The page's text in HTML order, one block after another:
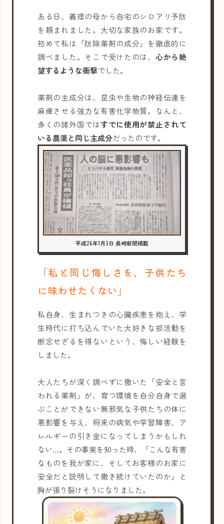
ある日、義理の母から自宅のシロアリ予防
を頼まれました。大切な家族のお家です。
初めて私は「防除薬剤の成分」を徹底的に
調べました。そこで受けたのは、 心から絶
望するような衝撃でした。
薬剤の主成分は、昆虫や生物の神経伝達を
麻痺させる強力な有害化学物質。なんと、
多くの諸外国ではすでに使用が禁止されて
いる農薬と同じ主成分だったのです。
平成26年1月3日 長崎新聞掲載
「私と同じ悔しさを、子供たち
に味わせたくない」
私自身、生まれつきの心臓疾患を抱え、学
生時代に打ち込んでいた大好きな部活動を
断念せざるを得ないという、悔しい経験を
しました。
大人たちが深く調べずに撒いた「安全と言
われる薬剤」が、育つ環境を自分自身で選
ぶことができない無邪気な子供たちの体に
悪影響を与え、将来の病気や学習障害、ア
レルギーの引き金になってしまうかもしれ
ない…。その事実を知った時、「こんな有害
なものを我が家に、そしてお客様のお家に
安全だと説明して撒き続けていたのか」と
胸が張り裂けそうになりました。